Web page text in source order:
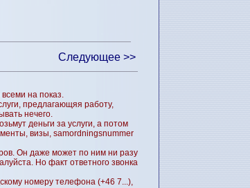
Следующее >>
на показ.
предлагающяя работу,
нечего.
деньги за услуги, а потом
визы, samordningsnummer
Он даже может по ним ни разу
Но факт ответного звонка
номеру телефона (+46 7...),